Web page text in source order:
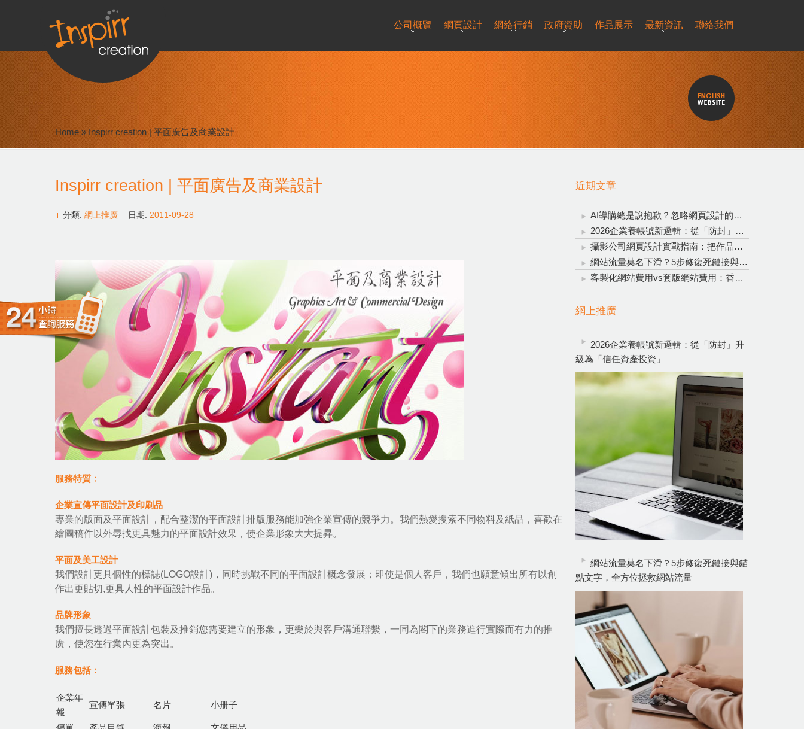
公司概覽 網頁設計 網絡行銷 政府資助 作品展示 最新資訊 聯絡我們
Home» Inspirr creation | 平面廣告及商業設計
近期文章
AI導購總是說抱歉？忽略網頁設計的重要性，再聰明的AI也救不了轉換率！
2026企業養帳號新邏輯：從「防封」升級為「信任資產投資」
攝影公司網頁設計實戰指南：把作品變成穩定接單的完整系統
網站流量莫名下滑？5步修復死鏈接與錨點文字，全方位拯救網站流量
客製化網站費用vs套版網站費用：香港企業網頁設計明智投資指南
網上推廣
2026企業養帳號新邏輯：從「防封」升
級為「信任資產投資」
網站流量莫名下滑？5步修復死鏈接與錨
點文字，全方位拯救網站流量
Inspirr creation | 平面廣告及商業設計
分類: 網上推廣 日期: 2011-09-28
服務特質﹕
企業宣傳平面設計及印刷品
專業的版面及平面設計，配合整潔的平面設計排版服務能加強企業宣傳的競爭力。我們熱愛搜索不同物料及紙品，喜歡在
繪圖稿件以外尋找更具魅力的平面設計效果，使企業形象大大提昇。
平面及美工設計
我們設計更具個性的標誌(LOGO設計)，同時挑戰不同的平面設計概念發展；即使是個人客戶，我們也願意傾出所有以創
作出更貼切,更具人性的平面設計作品。
品牌形象
我們擅長透過平面設計包裝及推銷您需要建立的形象，更樂於與客戶溝通聯繫，一同為閣下的業務進行實際而有力的推
廣，使您在行業內更為突出。
服務包括﹕
企業年
報
宣傳單張 名片 小册子